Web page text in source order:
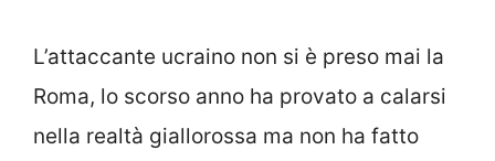
L’attaccante ucraino non si è preso mai la
Roma, lo scorso anno ha provato a calarsi
nella realtà giallorossa ma non ha fatto